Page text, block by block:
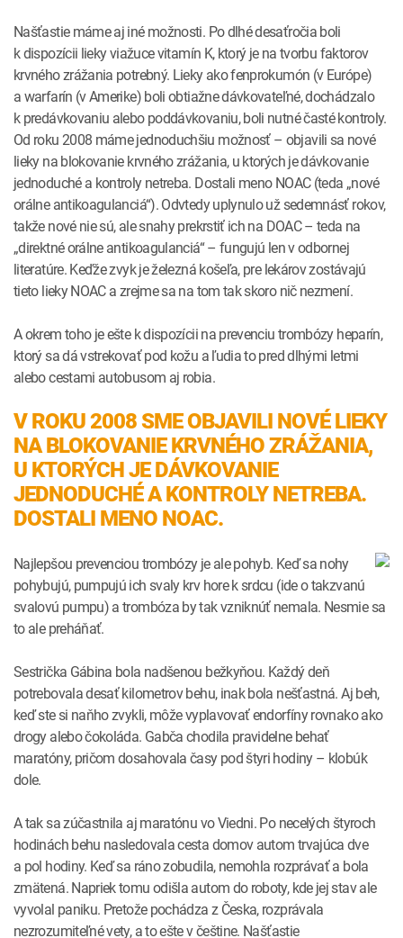
Našťastie máme aj iné možnosti. Po dlhé desaťročia boli
k dispozícii lieky viažuce vitamín K, ktorý je na tvorbu faktorov
krvného zrážania potrebný. Lieky ako fenprokumón (v Európe)
a warfarín (v Amerike) boli obtiažne dávkovateľné, dochádzalo
k predávkovaniu alebo poddávkovaniu, boli nutné časté kontroly.
Od roku 2008 máme jednoduchšiu možnosť – objavili sa nové
lieky na blokovanie krvného zrážania, u ktorých je dávkovanie
jednoduché a kontroly netreba. Dostali meno NOAC (teda „nové
orálne antikoagulanciá“). Odvtedy uplynulo už sedemnásť rokov,
takže nové nie sú, ale snahy prekrstiť ich na DOAC – teda na
„direktné orálne antikoagulanciá“ – fungujú len v odbornej
literatúre. Keďže zvyk je železná košeľa, pre lekárov zostávajú
tieto lieky NOAC a zrejme sa na tom tak skoro nič nezmení.
A okrem toho je ešte k dispozícii na prevenciu trombózy heparín,
ktorý sa dá vstrekovať pod kožu a ľudia to pred dlhými letmi
alebo cestami autobusom aj robia.
V ROKU 2008 SME OBJAVILI NOVÉ LIEKY
NA BLOKOVANIE KRVNÉHO ZRÁŽANIA,
U KTORÝCH JE DÁVKOVANIE
JEDNODUCHÉ A KONTROLY NETREBA.
DOSTALI MENO NOAC.
Najlepšou prevenciou trombózy je ale pohyb. Keď sa nohy
pohybujú, pumpujú ich svaly krv hore k srdcu (ide o takzvanú
svalovú pumpu) a trombóza by tak vzniknúť nemala. Nesmie sa
to ale preháňať.
Sestrička Gábina bola nadšenou bežkyňou. Každý deň
potrebovala desať kilometrov behu, inak bola nešťastná. Aj beh,
keď ste si naňho zvykli, môže vyplavovať endorfíny rovnako ako
drogy alebo čokoláda. Gabča chodila pravidelne behať
maratóny, pričom dosahovala časy pod štyri hodiny – klobúk
dole.
A tak sa zúčastnila aj maratónu vo Viedni. Po necelých štyroch
hodinách behu nasledovala cesta domov autom trvajúca dve
a pol hodiny. Keď sa ráno zobudila, nemohla rozprávať a bola
zmätená. Napriek tomu odišla autom do roboty, kde jej stav ale
vyvolal paniku. Pretože pochádza z Česka, rozprávala
nezrozumiteľné vety, a to ešte v češtine. Našťastie